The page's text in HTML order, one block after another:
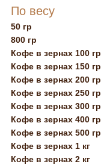
По весу
50 гр
800 гр
Кофе в зернах 100 гр
Кофе в зернах 150 гр
Кофе в зернах 200 гр
Кофе в зернах 250 гр
Кофе в зернах 300 гр
Кофе в зернах 400 гр
Кофе в зернах 500 гр
Кофе в зернах 1 кг
Кофе в зернах 2 кг